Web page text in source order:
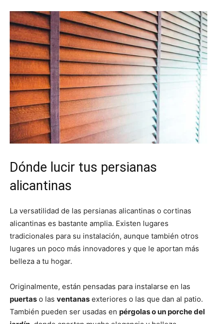
Dónde lucir tus persianas
alicantinas
La versatilidad de las persianas alicantinas o cortinas
alicantinas es bastante amplia. Existen lugares
tradicionales para su instalación, aunque también otros
lugares un poco más innovadores y que le aportan más
belleza a tu hogar.
Originalmente, están pensadas para instalarse en las
puertas o las ventanas exteriores o las que dan al patio.
También pueden ser usadas en pérgolas o un porche del